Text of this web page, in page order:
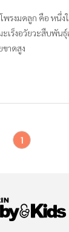
พรงมดลูก คือ หนึ่ง
เร็งอวัยวะสืบพัน
ขาดสูง
1